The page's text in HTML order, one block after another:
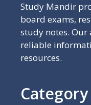
Study Mandir
board exams,
study notes.
reliable
resources.
Category